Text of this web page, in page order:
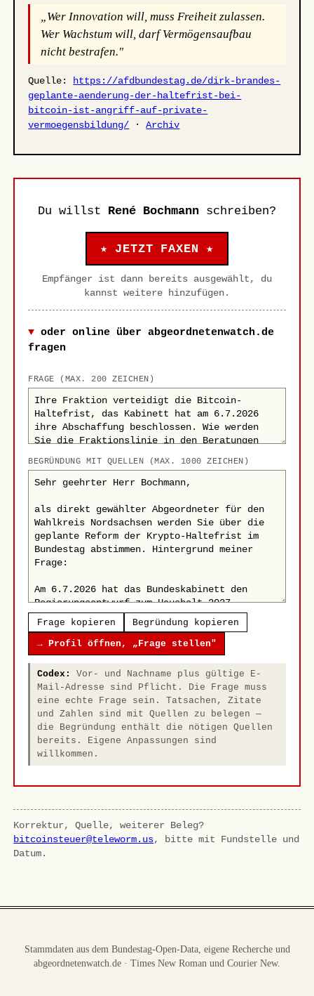
„Wer Innovation will, muss Freiheit zulassen.
Wer Wachstum will, darf Vermögensaufbau
nicht bestrafen."
Quelle:
https://afdbundestag.de/dirk-brandes-
geplante-aenderung-der-haltefrist-bei-
bitcoin-ist-angriff-auf-private-
vermoegensbildung/ ·Archiv
Du willst René Bochmann schreiben?
★ JETZT FAXEN ★
Empfänger ist dann bereits ausgewählt, du
kannst weitere hinzufügen.
oder online über abgeordnetenwatch.de
fragen
FRAGE (MAX. 200 ZEICHEN)
BEGRÜNDUNG MIT QUELLEN (MAX. 1000 ZEICHEN)
Frage kopieren Begründung kopieren
→ Profil öffnen, „Frage stellen"
Codex:
Vor- und Nachname plus gültige E-
Mail-Adresse sind Pflicht. Die Frage muss
eine echte Frage sein. Tatsachen, Zitate
und Zahlen sind mit Quellen zu belegen —
die Begründung enthält die nötigen Quellen
bereits. Eigene Anpassungen sind
willkommen.
Korrektur, Quelle, weiterer Beleg?
bitcoinsteuer@teleworm.us, bitte mit Fundstelle und
Datum.
Stammdaten aus dem Bundestag-Open-Data, eigene Recherche und
abgeordnetenwatch.de · Times New Roman und Courier New.